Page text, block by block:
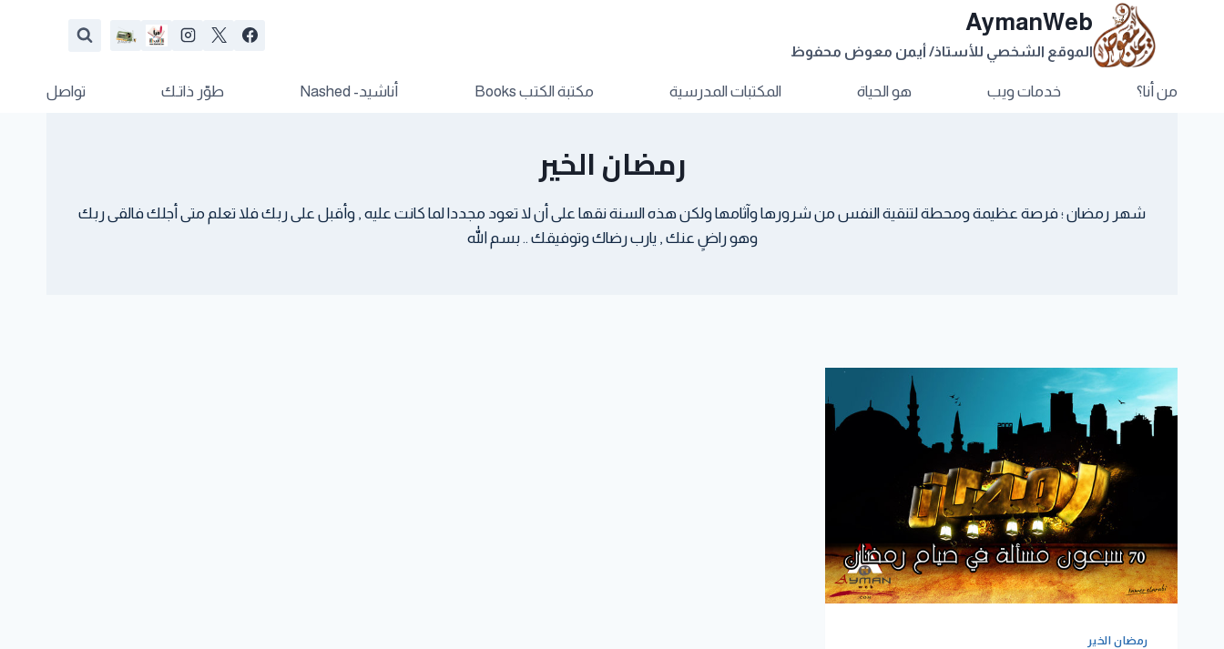
AymanWeb
الموقع الشخصي للأستاذ/ أيمن معوض محفوظ
من أنا؟ خدمات ويب هو الحياة المكتبات المدرسية مكتبة الكتب Books أناشيد- Nashed طوّر ذاتـك تواصل
رمضان الخير
شهر رمضان ؛ فرصة عظيمة ومحطة لتنقية النفس من شرورها وآثامها ولكن هذه السنة نقها على أن لا تعود مجددا لما كانت عليه , وأقبل على ربك فلا تعلم متى أجلك فالقى ربك
وهو راضٍ عنك , يارب رضاك وتوفيقك .. بسم الله
رمضان الخير